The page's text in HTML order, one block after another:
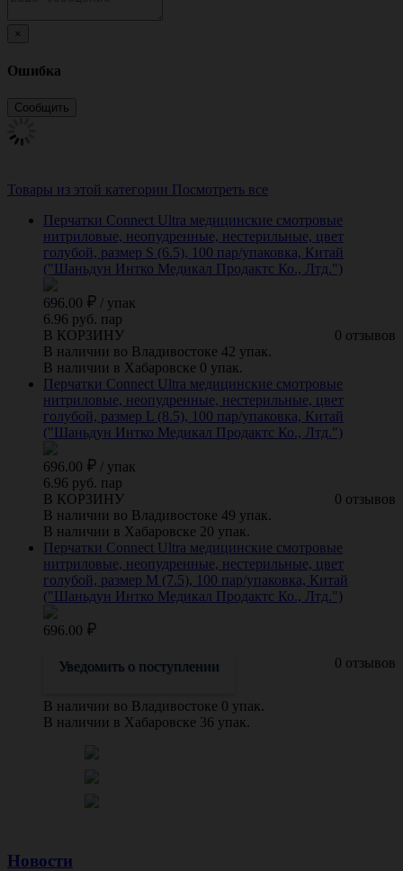
×
Ошибка
Товары из этой категории Посмотреть все
Перчатки Connect Ultra медицинские смотровые
нитриловые, неопудренные, нестерильные, цвет
голубой, размер S (6.5), 100 пар/упаковка, Китай
("Шаньдун Интко Медикал Продактс Ко., Лтд.")
696.00 / упак
6.96 руб. пар
0 отзывов
В КОРЗИНУ
В наличии во Владивостоке 42 упак.
В наличии в Хабаровске 0 упак.
Перчатки Connect Ultra медицинские смотровые
нитриловые, неопудренные, нестерильные, цвет
голубой, размер L (8.5), 100 пар/упаковка, Китай
("Шаньдун Интко Медикал Продактс Ко., Лтд.")
696.00 / упак
6.96 руб. пар
0 отзывов
В КОРЗИНУ
В наличии во Владивостоке 49 упак.
В наличии в Хабаровске 20 упак.
Перчатки Connect Ultra медицинские смотровые
нитриловые, неопудренные, нестерильные, цвет
голубой, размер M (7.5), 100 пар/упаковка, Китай
("Шаньдун Интко Медикал Продактс Ко., Лтд.")
696.00
0 отзывов
Уведомить о поступлении
В наличии во Владивостоке 0 упак.
В наличии в Хабаровске 36 упак.
Новости